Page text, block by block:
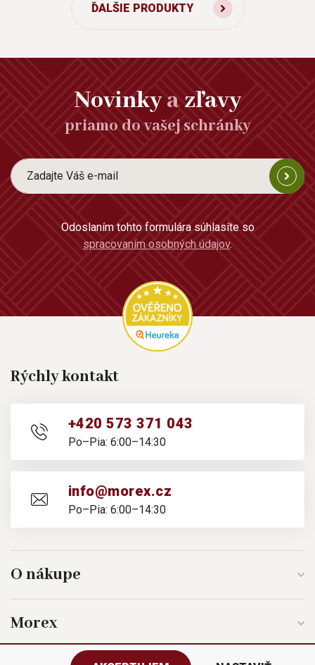
ĎALŠIE PRODUKTY
Novinkyazľavy
priamo do vašej schránky
Odoslaním tohto formulára súhlasíte so
spracovaním osobných údajov.
Rýchly kontakt
+420 573 371 043
Po–Pia: 6:00–14:30
info@morex.cz
Po–Pia: 6:00–14:30
O nákupe
Morex